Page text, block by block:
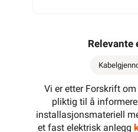
Relevante
Vi er etter Forskrift
pliktig til å
installasjonsmateriell
et fast elektrisk anlegg